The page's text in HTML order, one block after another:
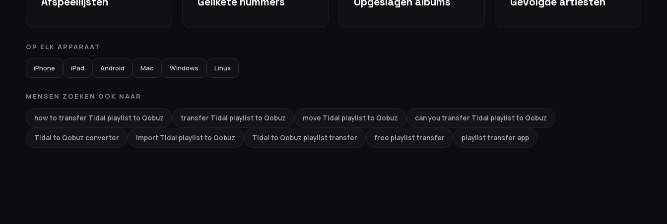
OP ELK APPARAAT
iPhone iPad Android Mac Windows Linux
MENSEN ZOEKEN OOK NAAR
how to transfer Tidal playlist to Qobuz transfer Tidal playlist to Qobuz move Tidal playlist to Qobuz can you transfer Tidal playlist to Qobuz
Tidal to Qobuz converter import Tidal playlist to Qobuz Tidal to Qobuz playlist transfer free playlist transfer playlist transfer app